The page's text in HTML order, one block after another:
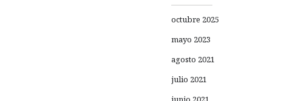
octubre 2025
mayo 2023
agosto 2021
julio 2021